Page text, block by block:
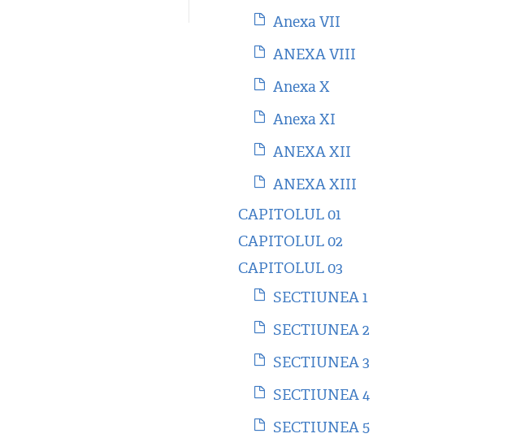
Anexa VII
ANEXA VIII
Anexa X
Anexa XI
ANEXA XII
ANEXA XIII
CAPITOLUL 01
CAPITOLUL 02
CAPITOLUL 03
SECTIUNEA 1
SECTIUNEA 2
SECTIUNEA 3
SECTIUNEA 4
SECTIUNEA 5